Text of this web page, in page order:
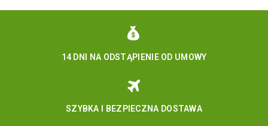
14 DNI NA ODSTĄPIENIE OD UMOWY
SZYBKA I BEZPIECZNA DOSTAWA